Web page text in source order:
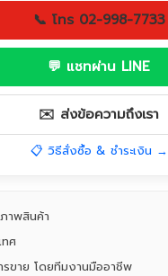
📞 โทร 02-998-7733
💬 แชทผ่าน LINE
✉️ ส่งข้อความถึงเรา
📋 วิธีสั่งซื้อ & ชำระเงิน →
าพสินค้า
ศ
รขาย โดยทีมงานมืออาชีพ